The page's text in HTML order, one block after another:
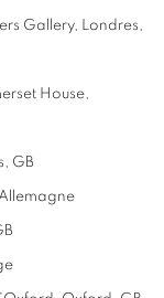
Gallery, Londres,
House,
GB